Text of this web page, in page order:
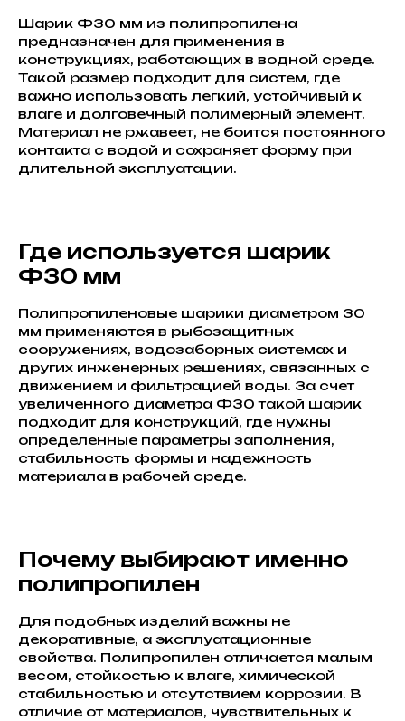
Шарик Ф30 мм из полипропилена
предназначен для применения в
конструкциях, работающих в водной среде.
Такой размер подходит для систем, где
важно использовать легкий, устойчивый к
влаге и долговечный полимерный элемент.
Материал не ржавеет, не боится постоянного
контакта с водой и сохраняет форму при
длительной эксплуатации.
Где используется шарик
Ф30 мм
Полипропиленовые шарики диаметром 30
мм применяются в рыбозащитных
сооружениях, водозаборных системах и
других инженерных решениях, связанных с
движением и фильтрацией воды. За счет
увеличенного диаметра Ф30 такой шарик
подходит для конструкций, где нужны
определенные параметры заполнения,
стабильность формы и надежность
материала в рабочей среде.
Почему выбирают именно
полипропилен
Для подобных изделий важны не
декоративные, а эксплуатационные
свойства. Полипропилен отличается малым
весом, стойкостью к влаге, химической
стабильностью и отсутствием коррозии. В
отличие от материалов, чувствительных к